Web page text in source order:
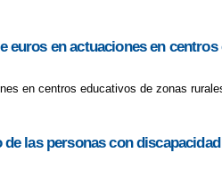
en actuaciones en
en centros educativos de zonas
las personas con discapacidad